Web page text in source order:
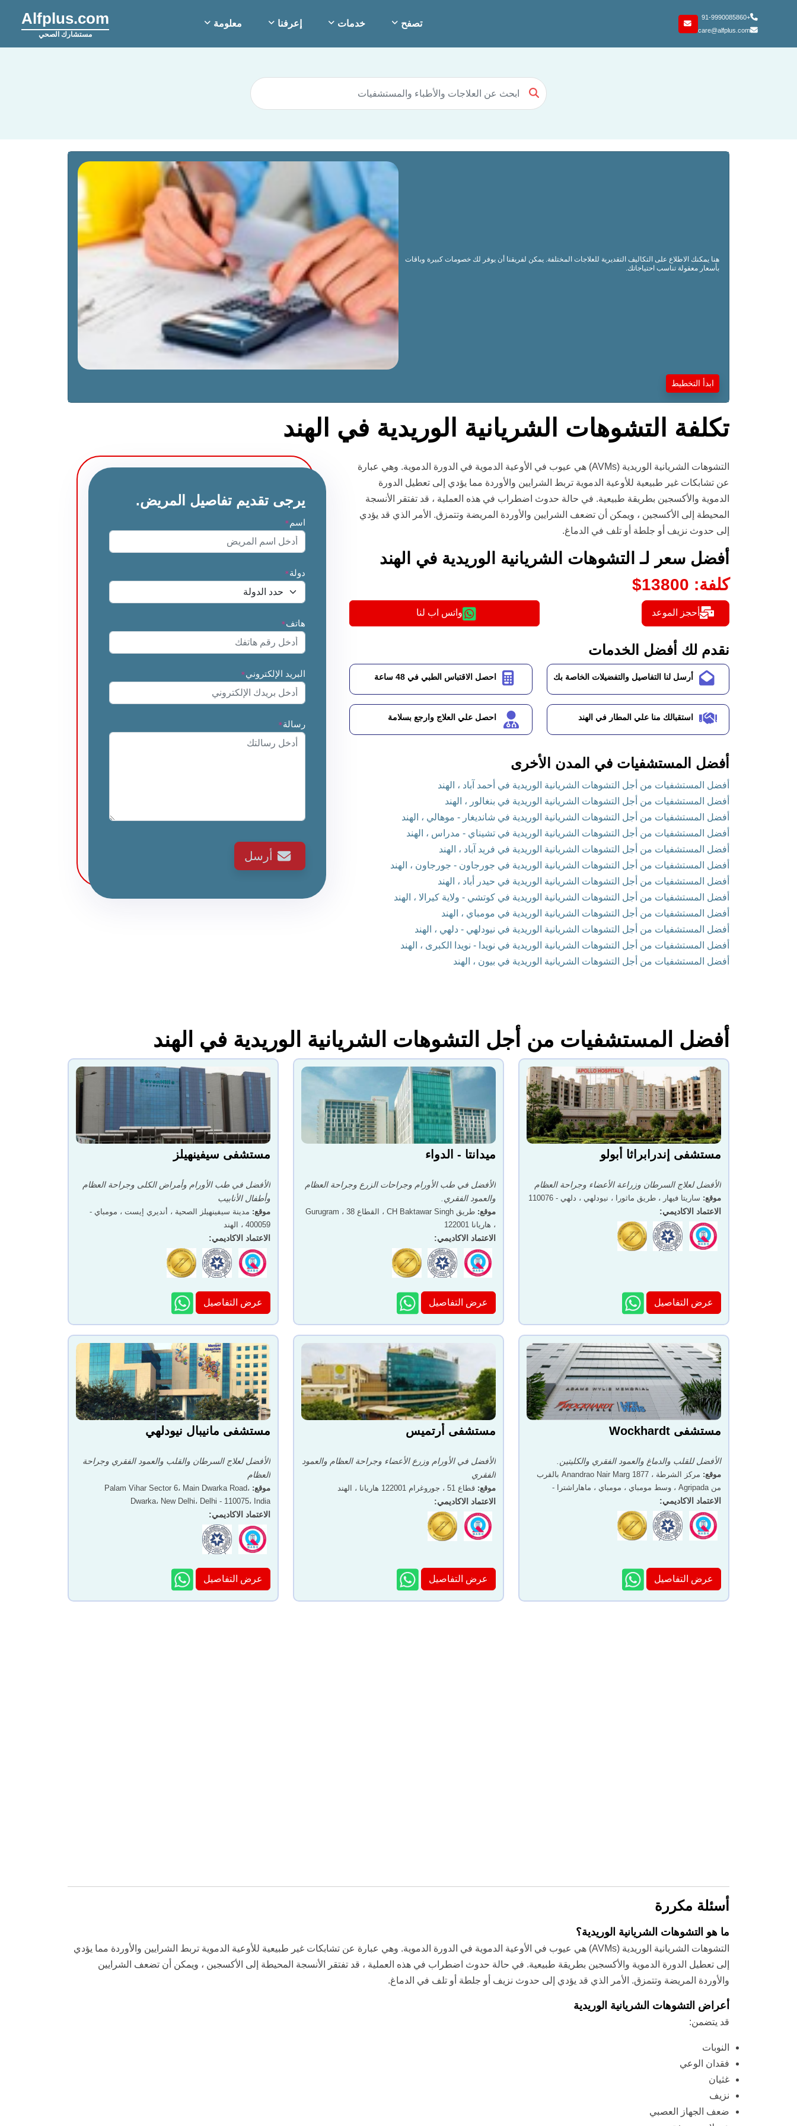
Alfplus.com
مستشارك الصحي
+91-9990085860
care@alfplus.com
تصفح خدمات إعرفنا معلومة
هنا يمكنك الاطلاع على التكاليف التقديرية للعلاجات المختلفة. يمكن لفريقنا أن يوفر لك خصومات كبيرة وباقات
بأسعار معقولة تناسب احتياجاتك.
ابدأ التخطيط
تكلفة التشوهات الشريانية الوريدية في الهند
التشوهات الشريانية الوريدية (AVMs) هي عيوب في الأوعية الدموية في الدورة الدموية. وهي عبارة
عن تشابكات غير طبيعية للأوعية الدموية تربط الشرايين والأوردة مما يؤدي إلى تعطيل الدورة
الدموية والأكسجين بطريقة طبيعية. في حالة حدوث اضطراب في هذه العملية ، قد تفتقر الأنسجة
المحيطة إلى الأكسجين ، ويمكن أن تضعف الشرايين والأوردة المريضة وتتمزق. الأمر الذي قد يؤدي
إلى حدوث نزيف أو جلطة أو تلف في الدماغ.
أفضل سعر لـ التشوهات الشريانية الوريدية في الهند
كلفة:
$13800
أحجز الموعد واتس اب لنا
نقدم لك أفضل الخدمات
أرسل لنا التفاصيل والتفضيلات الخاصة بك احصل الاقتباس الطبي في 48 ساعة
استقبالك منا علي المطار في الهند احصل علي العلاج وارجع بسلامة
أفضل المستشفيات في المدن الأخرى
أفضل المستشفيات من أجل التشوهات الشريانية الوريدية في أحمد آباد ، الهند
أفضل المستشفيات من أجل التشوهات الشريانية الوريدية في بنغالور ، الهند
أفضل المستشفيات من أجل التشوهات الشريانية الوريدية في شانديغار - موهالي ، الهند
أفضل المستشفيات من أجل التشوهات الشريانية الوريدية في تشيناي - مدراس ، الهند
أفضل المستشفيات من أجل التشوهات الشريانية الوريدية في فريد آباد ، الهند
أفضل المستشفيات من أجل التشوهات الشريانية الوريدية في جورجاون - جورجاون ، الهند
أفضل المستشفيات من أجل التشوهات الشريانية الوريدية في حيدر أباد ، الهند
أفضل المستشفيات من أجل التشوهات الشريانية الوريدية في كوتشي - ولاية كيرالا ، الهند
أفضل المستشفيات من أجل التشوهات الشريانية الوريدية في مومباي ، الهند
أفضل المستشفيات من أجل التشوهات الشريانية الوريدية في نيودلهي - دلهي ، الهند
أفضل المستشفيات من أجل التشوهات الشريانية الوريدية في نويدا - نويدا الكبرى ، الهند
أفضل المستشفيات من أجل التشوهات الشريانية الوريدية في بيون ، الهند
يرجى تقديم تفاصيل المريض.
اسم *
دولة*
هاتف*
البريد الإلكتروني*
رسالة*
أرسل
أفضل المستشفيات من أجل التشوهات الشريانية الوريدية في الهند
مستشفى إندرابراثا أبولو
الأفضل لعلاج السرطان وزراعة الأعضاء وجراحة العظام
موقع: ساريتا فيهار ، طريق ماثورا ، نيودلهي ، دلهي - 110076
الاعتماد الاكاديمي:
عرض التفاصيل
ميدانتا - الدواء
الأفضل في طب الأورام وجراحات الزرع وجراحة العظام
والعمود الفقري.
موقع:
طريق CH Baktawar Singh ، القطاع 38 ، Gurugram
، هاريانا 122001
الاعتماد الاكاديمي:
عرض التفاصيل
مستشفى سيفينهيلز
الأفضل في طب الأورام وأمراض الكلى وجراحة العظام
وأطفال الأنابيب
موقع: مدينة سيفينهيلز الصحية ، أنديري إيست ، مومباي -
400059 ، الهند
الاعتماد الاكاديمي:
عرض التفاصيل
مستشفى Wockhardt
الأفضل للقلب والدماغ والعمود الفقري والكليتين.
موقع:
مركز الشرطة ، 1877 Anandrao Nair Marg بالقرب
من Agripada ، وسط مومباي ، مومباي ، ماهاراشترا -
400011
الاعتماد الاكاديمي:
عرض التفاصيل
مستشفى أرتميس
الأفضل في الأورام وزرع الأعضاء وجراحة العظام والعمود
الفقري
موقع: قطاع 51 ، جوروغرام 122001 هاريانا ، الهند
الاعتماد الاكاديمي:
عرض التفاصيل
مستشفى مانيبال نيودلهي
الأفضل لعلاج السرطان والقلب والعمود الفقري وجراحة
العظام
موقع: Palam Vihar Sector 6، Main Dwarka Road،
Dwarka، New Delhi، Delhi - 110075، India
الاعتماد الاكاديمي:
عرض التفاصيل
أسئلة مكررة
ما هو التشوهات الشريانية الوريدية؟
التشوهات الشريانية الوريدية (AVMs) هي عيوب في الأوعية الدموية في الدورة الدموية. وهي عبارة عن تشابكات غير طبيعية للأوعية الدموية تربط الشرايين والأوردة مما يؤدي
إلى تعطيل الدورة الدموية والأكسجين بطريقة طبيعية. في حالة حدوث اضطراب في هذه العملية ، قد تفتقر الأنسجة المحيطة إلى الأكسجين ، ويمكن أن تضعف الشرايين
والأوردة المريضة وتتمزق. الأمر الذي قد يؤدي إلى حدوث نزيف أو جلطة أو تلف في الدماغ.
أعراض التشوهات الشريانية الوريدية
قد يتضمن:
النوبات
فقدان الوعي
غثيان
نزيف
ضعف الجهاز العصبي